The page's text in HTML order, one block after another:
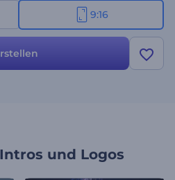
für Modemarken, Boutiquen,
Präsentationen.
9:16
Intros und Logos